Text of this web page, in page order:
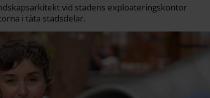
vid stadens exploateringskontor
i täta stadsdelar.